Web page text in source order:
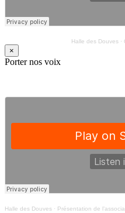
Halle des Douves·
×
Porter nos voix
Halle des Douves · Présentation de